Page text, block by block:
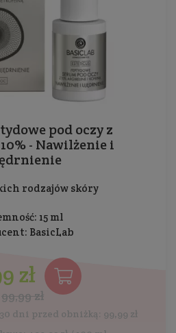
pod oczy z
- Nawilżenie i
rodzajów skóry
15 ml
BasicLab
zł
99,99 zł
dni przed obniżką: 99,99 zł